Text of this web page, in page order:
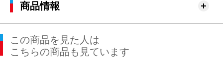
商品情報
この商品を見た人は
こちらの商品も見ています